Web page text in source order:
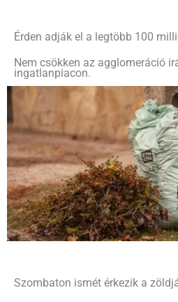
Érden adják el a legtöbb 100
Nem csökken az agglomeráció
ingatlanpiacon.
Szombaton ismét érkezik a